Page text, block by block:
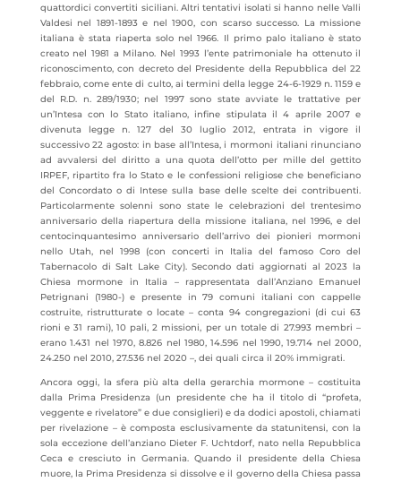
quattordici convertiti siciliani. Altri tentativi isolati si hanno nelle Valli
Valdesi nel 1891-1893 e nel 1900, con scarso successo. La missione
italiana è stata riaperta solo nel 1966. Il primo palo italiano è stato
creato nel 1981 a Milano. Nel 1993 l’ente patrimoniale ha ottenuto il
riconoscimento, con decreto del Presidente della Repubblica del 22
febbraio, come ente di culto, ai termini della legge 24-6-1929 n. 1159 e
del R.D. n. 289/1930; nel 1997 sono state avviate le trattative per
un’Intesa con lo Stato italiano, infine stipulata il 4 aprile 2007 e
divenuta legge n. 127 del 30 luglio 2012, entrata in vigore il
successivo 22 agosto: in base all’Intesa, i mormoni italiani rinunciano
ad avvalersi del diritto a una quota dell’otto per mille del gettito
IRPEF, ripartito fra lo Stato e le confessioni religiose che beneficiano
del Concordato o di Intese sulla base delle scelte dei contribuenti.
Particolarmente solenni sono state le celebrazioni del trentesimo
anniversario della riapertura della missione italiana, nel 1996, e del
centocinquantesimo anniversario dell’arrivo dei pionieri mormoni
nello Utah, nel 1998 (con concerti in Italia del famoso Coro del
Tabernacolo di Salt Lake City). Secondo dati aggiornati al 2023 la
Chiesa mormone in Italia – rappresentata dall’Anziano Emanuel
Petrignani (1980-) e presente in 79 comuni italiani con cappelle
costruite, ristrutturate o locate – conta 94 congregazioni (di cui 63
rioni e 31 rami), 10 pali, 2 missioni, per un totale di 27.993 membri –
erano 1.431 nel 1970, 8.826 nel 1980, 14.596 nel 1990, 19.714 nel 2000,
24.250 nel 2010, 27.536 nel 2020 –, dei quali circa il 20% immigrati.
Ancora oggi, la sfera più alta della gerarchia mormone – costituita
dalla Prima Presidenza (un presidente che ha il titolo di “profeta,
veggente e rivelatore” e due consiglieri) e da dodici apostoli, chiamati
per rivelazione – è composta esclusivamente da statunitensi, con la
sola eccezione dell’anziano Dieter F. Uchtdorf, nato nella Repubblica
Ceca e cresciuto in Germania. Quando il presidente della Chiesa
muore, la Prima Presidenza si dissolve e il governo della Chiesa passa